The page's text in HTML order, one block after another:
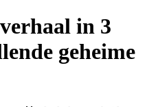
in 3
geheime